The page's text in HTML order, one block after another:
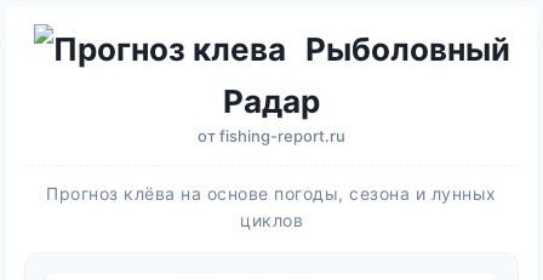
Рыболовный
Радар
отfishing-report.ru
Прогноз клёва на основе погоды, сезона и лунных
циклов